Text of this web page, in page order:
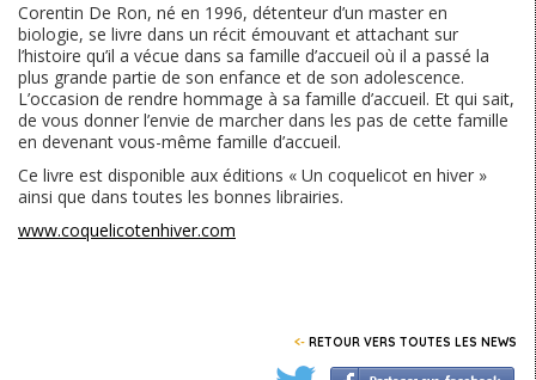
Corentin De Ron, né en 1996, détenteur d’un master en
biologie, se livre dans un récit émouvant et attachant sur
l’histoire qu’il a vécue dans sa famille d’accueil où il a passé la
plus grande partie de son enfance et de son adolescence.
L’occasion de rendre hommage à sa famille d’accueil. Et qui sait,
de vous donner l’envie de marcher dans les pas de cette famille
en devenant vous-même famille d’accueil.
Ce livre est disponible aux éditions « Un coquelicot en hiver »
ainsi que dans toutes les bonnes librairies.
www.coquelicotenhiver.com
<- RETOUR VERS TOUTES LES NEWS